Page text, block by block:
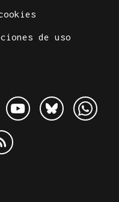
de uso